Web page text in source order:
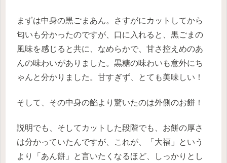
まずは中身の黒ごまあん。さすがにカットしてから
匂いも分かったのですが、口に入れると、黒ごまの
風味を感じると共に、なめらかで、甘さ控えめのあ
んの味わいがありました。黒糖の味わいも意外にち
ゃんと分かりました。甘すぎず、とても美味しい！
そして、その中身の餡より驚いたのは外側のお餅！
説明でも、そしてカットした段階でも、お餅の厚さ
は分かっていたんですが、これが、「大福」という
より「あん餅」と言いたくなるほど、しっかりとし